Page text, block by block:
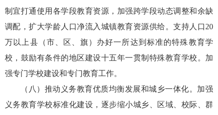
制宜打通使用各学段教育资源，加强跨学段动态调整和余缺
调配，扩大学龄人口净流入城镇教育资源供给。支持人口20
万以上县（市、区、旗）办好一所达到标准的特殊教育学
校，鼓励有条件的地区建设十五年一贯制特殊教育学校。加
强专门学校建设和专门教育工作。
（八）推动义务教育优质均衡发展和城乡一体化。加强
义务教育学校标准化建设，逐步缩小城乡、区域、校际、群